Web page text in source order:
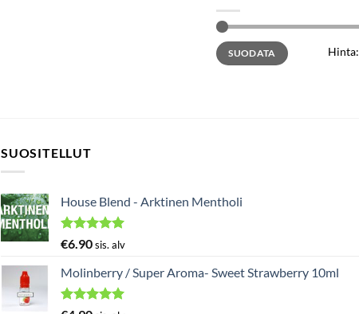
Minimihinta
Maksimihinta
SUODATA Hinta:
SUOSITELLUT
House Blend - Arktinen Mentholi
Arvostelu
5.00/ 5
€6.90sis. alv
Molinberry / Super Aroma- Sweet Strawberry 10ml